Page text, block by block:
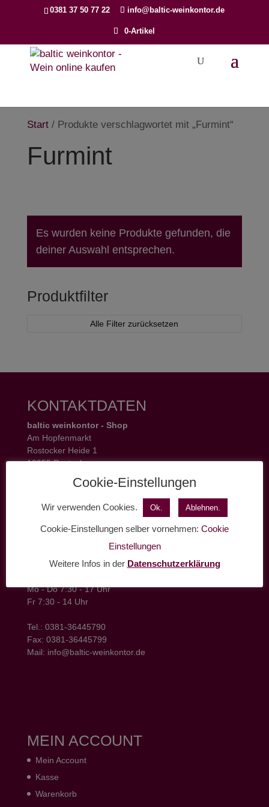
0381 37 50 77 22 info@baltic-weinkontor.de
0-Artikel
search
Start/ Produkte verschlagwortet mit „Furmint“
Furmint
Es wurden keine Produkte gefunden, die
deiner Auswahl entsprechen.
Produktfilter
Alle Filter zurücksetzen
KONTAKTDATEN
baltic weinkontor - Shop
Am Hopfenmarkt
Rostocker Heide 1
18055 Rostock
Tel.: 0381 37 50 77 22
Öffnungszeiten:
Sa 11 - 17 Uhr
18182 Bentwisch
Mo - Do 7:30 - 17 Uhr
Fr 7:30 - 14 Uhr
Tel.: 0381-36445790
Fax: 0381-36445799
Mail: info@baltic-weinkontor.de
MEIN ACCOUNT
Mein Account
Kasse
Warenkorb
Cookie-Einstellungen
Wir verwenden Cookies. Ok. Ablehnen.
Cookie-Einstellungen selber vornehmen: Cookie
Einstellungen
Weitere Infos in der Datenschutzerklärung